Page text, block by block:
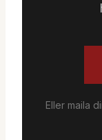
Eller maila